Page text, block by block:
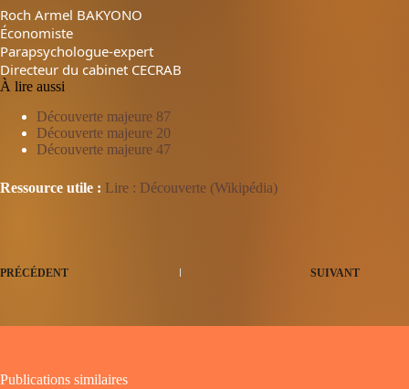
Roch Armel BAKYONO
Économiste
Parapsychologue-expert
Directeur du cabinet CECRAB
À lire aussi
Découverte majeure 87
Découverte majeure 20
Découverte majeure 47
Ressource utile : Lire : Découverte (Wikipédia)
PRÉCÉDENT SUIVANT
Publications similaires